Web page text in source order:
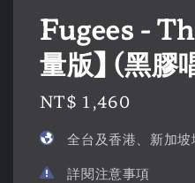
Fugees -
量版】 (黑
Regular
NT$ 1,460
全台及香港、新加
詳閱注意事項